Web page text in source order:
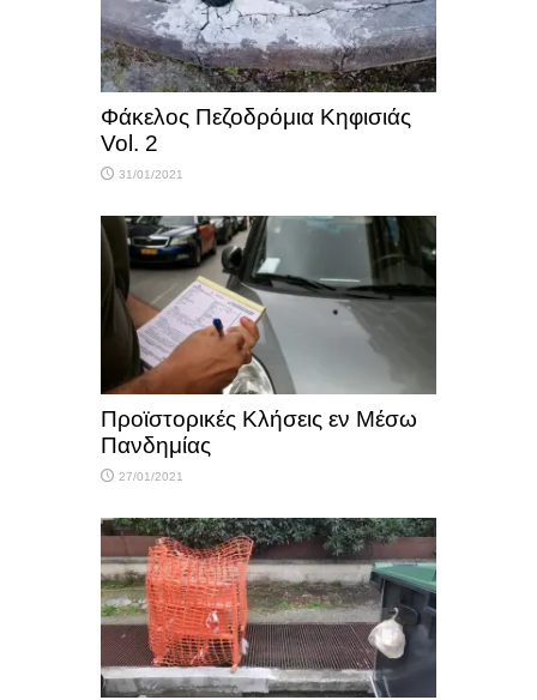
Φάκελος Πεζοδρόμια Κηφισιάς
Vol. 2
31/01/2021
Προϊστορικές Κλήσεις εν Μέσω
Πανδημίας
27/01/2021